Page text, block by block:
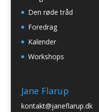
Den røde tråd
Foredrag
Kalender
Workshops
Jane Flarup
kontakt@janeflarup.dk